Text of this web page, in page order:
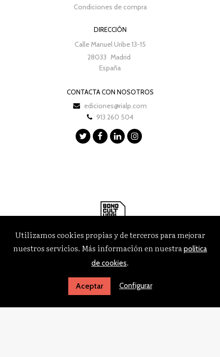
Condiciones de compra
DIRECCIÓN
Calle Manuel Uribe 13-15
28033 Madrid
España
CONTACTA CON NOSOTROS
ediciones@rialp.com
913 260 504
Utilizamos cookies propias y de terceros para mejorar
nuestros servicios. Más información en nuestrapolítica
de cookies.
Aceptar Configurar